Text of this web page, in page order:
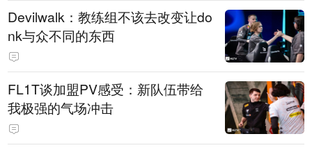
Devilwalk：教练组不该去改变让do
nk与众不同的东西
FL1T谈加盟PV感受：新队伍带给
我极强的气场冲击